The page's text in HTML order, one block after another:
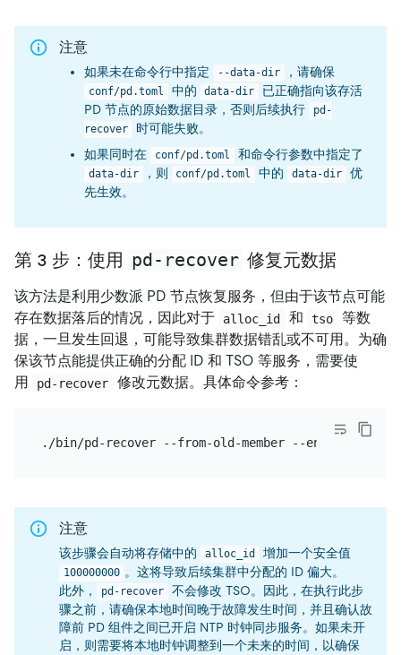
注意
如果未在命令行中指定 --data-dir ，请确保
conf/pd.toml 中的 data-dir
已正确指向该存活
PD 节点的原始数据目录，否则后续执行
pd-
recover
时可能失败。
如果同时在
conf/pd.toml 和命令行参数中指定了
data-dir ，则 conf/pd.toml 中的 data-dir
优
先生效。
第 3 步：使用 pd-recover 修复元数据
该方法是利用少数派 PD 节点恢复服务，但由于该节点可能
存在数据落后的情况，因此对于
alloc_id 和 tso
等数
据，一旦发生回退，可能导致集群数据错乱或不可用。为确
保该节点能提供正确的分配 ID 和 TSO 等服务，需要使
用
pd-recover 修改元数据。具体命令参考：
./bin/pd-recover --from-old-member --
注意
该步骤会自动将存储中的 alloc_id 增加一个安全值
100000000 。这将导致后续集群中分配的 ID 偏大。
此外，
pd-recover
不会修改 TSO。因此，在执行此步
骤之前，请确保本地时间晚于故障发生时间，并且确认故
障前 PD 组件之间已开启 NTP 时钟同步服务。如果未开
启，则需要将本地时钟调整到一个未来的时间，以确保